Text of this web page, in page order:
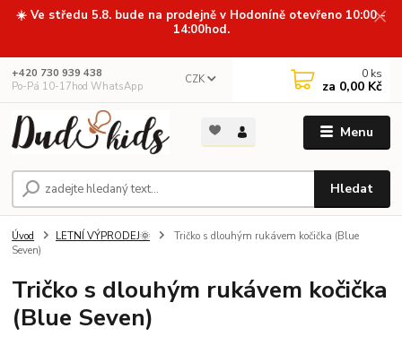
☀️ Ve středu 5.8. bude na prodejně v Hodoníně otevřeno 10:00 -
14:00hod.
Menu
CZK
Hledat
+420 730 939 438
Po-Pá 10-17hod WhatsApp
0 ks
za 0,00 Kč
Úvod LETNÍ VÝPRODEJ🌞
Tričko s dlouhým rukávem kočička (Blue
Seven)
Tričko s dlouhým rukávem kočička
(Blue Seven)